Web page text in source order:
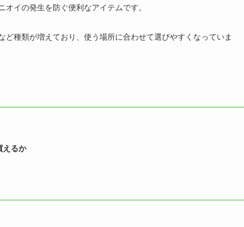
イの発生を防ぐ便利なアイテムです。
ど種類が増えており、使う場所に合わせて選びやすくなっていま
えるか